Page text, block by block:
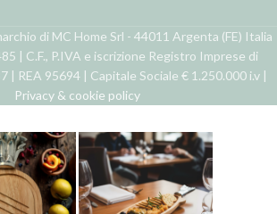
di MC Home Srl - 44011 Argenta (FE) Italia
| C.F., P.IVA e iscrizione Registro Imprese di
| REA 95694 | Capitale Sociale € 1.250.000 i.v |
Privacy & cookie policy